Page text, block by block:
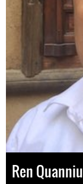
Ren Quanniu